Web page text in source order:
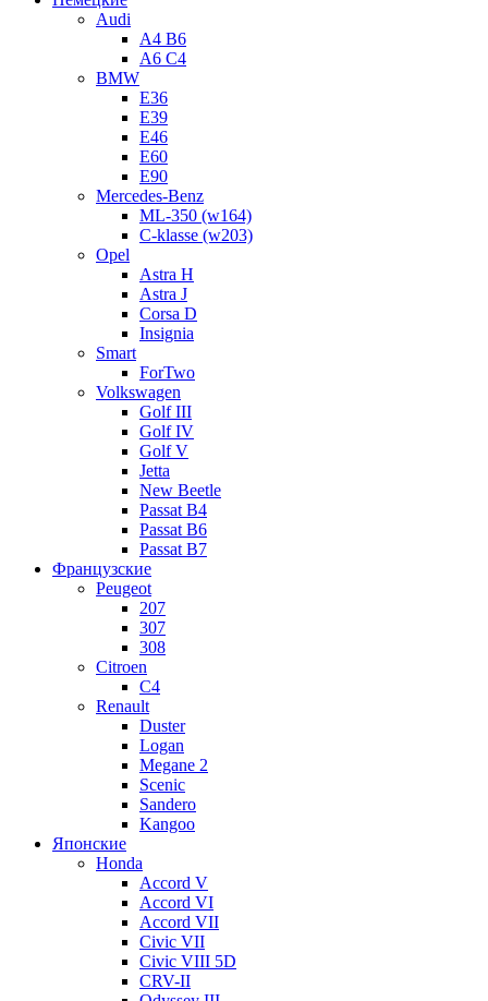
Audi
A4 B6
A6 C4
BMW
E36
E39
E46
E60
E90
Mercedes-Benz
ML-350 (w164)
C-klasse (w203)
Opel
Astra H
Astra J
Corsa D
Insignia
Smart
ForTwo
Volkswagen
Golf III
Golf IV
Golf V
Jetta
New Beetle
Passat B4
Passat B6
Passat B7
Французские
Peugeot
207
307
308
Citroen
C4
Renault
Duster
Logan
Megane 2
Scenic
Sandero
Kangoo
Японские
Honda
Accord V
Accord VI
Accord VII
Civic VII
Civic VIII 5D
CRV-II